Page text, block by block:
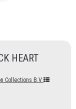
HEART
Collections B.V